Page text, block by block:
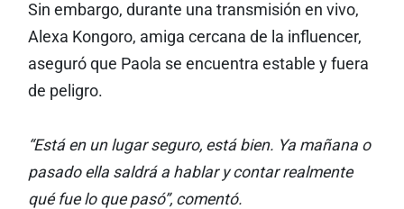
Sin embargo, durante una transmisión en vivo,
Alexa Kongoro, amiga cercana de la influencer,
aseguró que Paola se encuentra estable y fuera
de peligro.
“Está en un lugar seguro, está bien. Ya mañana o
pasado ella saldrá a hablar y contar realmente
qué fue lo que pasó”, comentó.